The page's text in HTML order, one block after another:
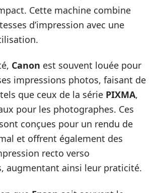
Cette machine combine
d’impression avec une
Canon est souvent louée pour
impressions photos, faisant de
que ceux de la série PIXMA,
pour les photographes. Ces
conçues pour un rendu de
et offrent également des
recto verso
augmentant ainsi leur praticité.